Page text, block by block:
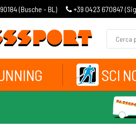
(Busche - BL ) +39 0423 670847 (
SCI